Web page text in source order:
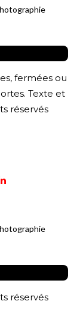
fermées ou
Texte et
réservés
réservés